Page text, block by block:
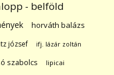
- belföld
horváth balázs
józsef ifj. lázár zoltán
szabolcs lipicai